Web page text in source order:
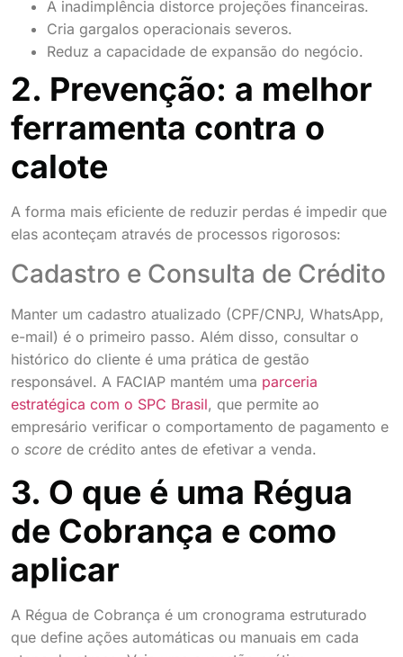
A inadimplência distorce projeções financeiras.
Cria gargalos operacionais severos.
Reduz a capacidade de expansão do negócio.
2. Prevenção: a melhor
ferramenta contra o
calote
A forma mais eficiente de reduzir perdas é impedir que
elas aconteçam através de processos rigorosos:
Cadastro e Consulta de Crédito
Manter um cadastro atualizado (CPF/CNPJ, WhatsApp,
e-mail) é o primeiro passo. Além disso, consultar o
histórico do cliente é uma prática de gestão
responsável. A FACIAP mantém uma parceria
estratégica com o SPC Brasil, que permite ao
empresário verificar o comportamento de pagamento e
o score de crédito antes de efetivar a venda.
3. O que é uma Régua
de Cobrança e como
aplicar
A Régua de Cobrança é um cronograma estruturado
que define ações automáticas ou manuais em cada